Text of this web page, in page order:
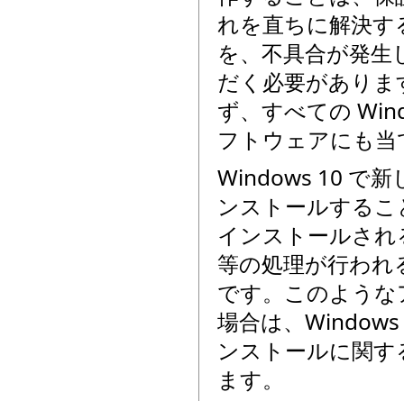
れを直ちに解決
を、不具合が発
だく必要があり
ず、すべての
フトウェアにも
Windows 10 で新
ンストールする
インストールさ
等の処理が行わ
です。このよう
場合は、
ンストールに関
ます。